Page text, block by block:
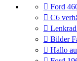
Gehe
zum
letzten
Beitrag
Ford
Gehe
zum
letzten
Beitrag
C6
Gehe
zum
letzten
Beitrag
Gehe
zum
letzten
Bilder
Gehe
zum
Hallo
Gehe